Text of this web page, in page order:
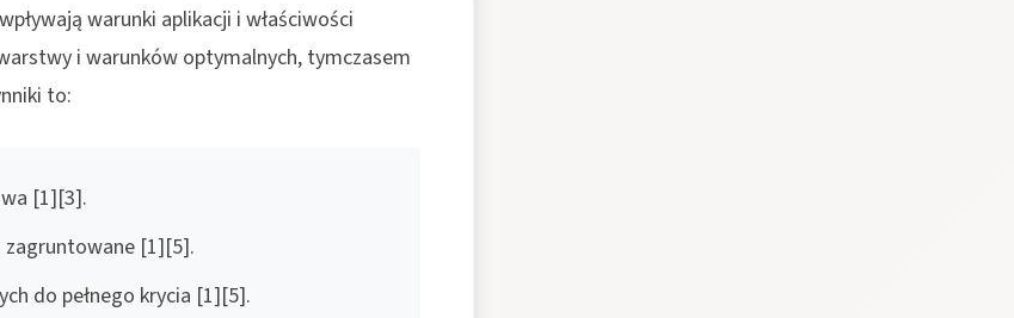
warunki aplikacji i właściwości
i warunków optymalnych, tymczasem
to:
[1][3].
zagruntowane [1][5].
do pełnego krycia [1][5].